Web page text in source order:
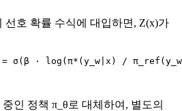
선호 확률 수식에 대입하면, Z(x)가
= σ(β · log(π*(y_w|x) /
인 정책 π_θ로 대체하여, 별도의